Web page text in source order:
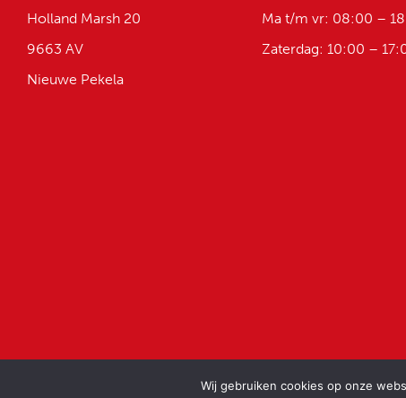
Holland Marsh 20
9663 AV
Nieuwe Pekela
Ma t/m vr: 08:00 –
Zaterdag: 10:00 –
Wij gebruiken cookies op onze